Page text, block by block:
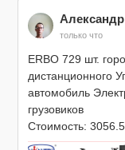
только что
ERBO 729 шт.
дистанционного
автомобиль
грузовиков
Стоимость:
https://myref.pro/